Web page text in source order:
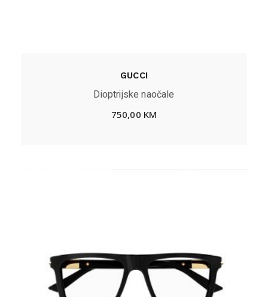
GUCCI
Dioptrijske naočale
750,00 KM